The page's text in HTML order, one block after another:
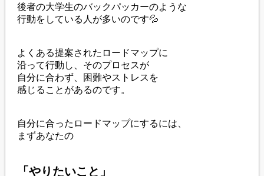
後者の大学生のバックパッカーのような
行動をしている人が多いのです💦
よくある提案されたロードマップに
沿って行動し、そのプロセスが
自分に合わず、困難やストレスを
感じることがあるのです。
自分に合ったロードマップにするには、
まずあなたの
「やりたいこと」